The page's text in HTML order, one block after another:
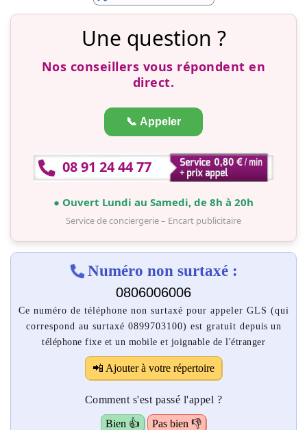
Une question ?
Nos conseillers vous répondent en
direct.
📞 Appeler
08 91 24 44 77
● Ouvert Lundi au Samedi, de 8h à 20h
Service de conciergerie – Encart publicitaire
Numéro non surtaxé :
0806006006
Ce numéro de téléphone non surtaxé pour appeler GLS (qui
correspond au surtaxé 0899703100) est gratuit depuis un
téléphone fixe et un mobile et joignable de l'étranger
📲 Ajouter à votre répertoire
Comment s'est passé l'appel ?
Bien 👍
Pas bien 👎